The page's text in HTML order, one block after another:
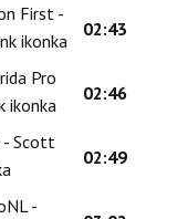
First -
02:43
Pro
02:46
Scott
02:49
-